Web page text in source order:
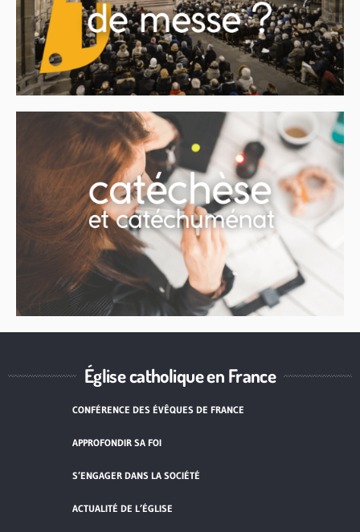
Église catholique en France
CONFÉRENCE DES ÉVÊQUES DE FRANCE
APPROFONDIR SA FOI
S’ENGAGER DANS LA SOCIÉTÉ
ACTUALITÉ DE L’ÉGLISE